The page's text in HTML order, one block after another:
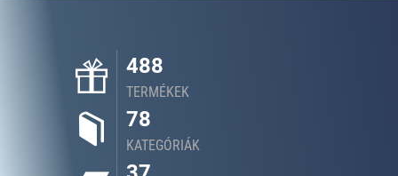
488
TERMÉKEK
78
KATEGÓRIÁK